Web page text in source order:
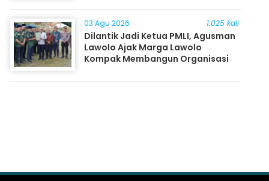
03 Agu 2026 1.025 kali
Dilantik Jadi Ketua PMLI, Agusman
Lawolo Ajak Marga Lawolo
Kompak Membangun Organisasi